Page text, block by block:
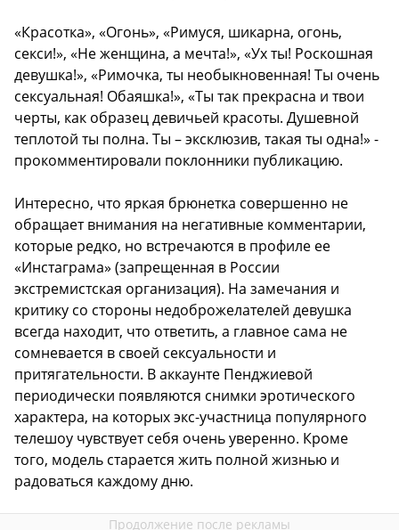
«Красотка», «Огонь», «Римуся, шикарна, огонь,
секси!», «Не женщина, а мечта!», «Ух ты! Роскошная
девушка!», «Римочка, ты необыкновенная! Ты очень
сексуальная! Обаяшка!», «Ты так прекрасна и твои
черты, как образец девичьей красоты. Душевной
теплотой ты полна. Ты – эксклюзив, такая ты одна!» -
прокомментировали поклонники публикацию.
Интересно, что яркая брюнетка совершенно не
обращает внимания на негативные комментарии,
которые редко, но встречаются в профиле ее
«Инстаграма» (запрещенная в России
экстремистская организация). На замечания и
критику со стороны недоброжелателей девушка
всегда находит, что ответить, а главное сама не
сомневается в своей сексуальности и
притягательности. В аккаунте Пенджиевой
периодически появляются снимки эротического
характера, на которых экс-участница популярного
телешоу чувствует себя очень уверенно. Кроме
того, модель старается жить полной жизнью и
радоваться каждому дню.